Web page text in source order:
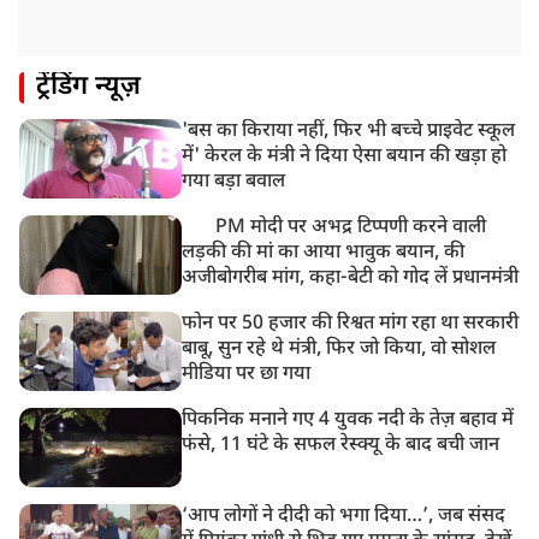
ट्रेंडिंग न्यूज़
'बस का किराया नहीं, फिर भी बच्चे प्राइवेट स्कूल
में' केरल के मंत्री ने दिया ऐसा बयान की खड़ा हो
गया बड़ा बवाल
PM मोदी पर अभद्र टिप्पणी करने वाली
लड़की की मां का आया भावुक बयान, की
अजीबोगरीब मांग, कहा-बेटी को गोद लें प्रधानमंत्री
फोन पर 50 हजार की रिश्वत मांग रहा था सरकारी
बाबू, सुन रहे थे मंत्री, फिर जो किया, वो सोशल
मीडिया पर छा गया
पिकनिक मनाने गए 4 युवक नदी के तेज़ बहाव में
फंसे, 11 घंटे के सफल रेस्क्यू के बाद बची जान
‘आप लोगों ने दीदी को भगा दिया…’, जब संसद